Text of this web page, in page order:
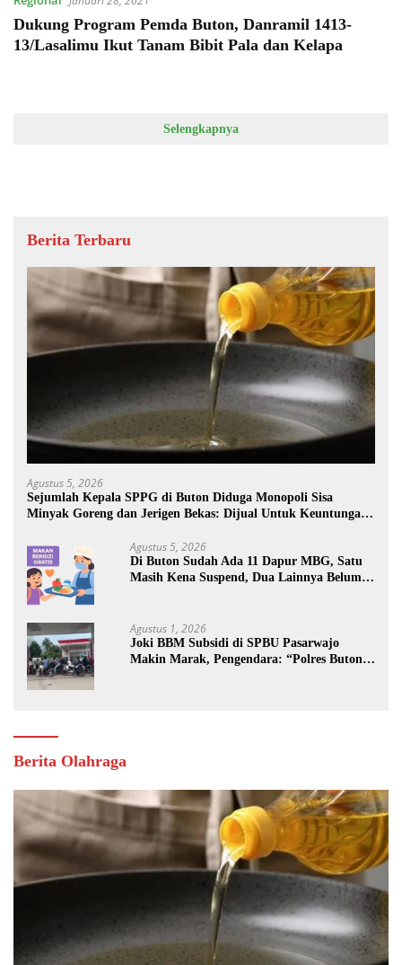
Dukung Program Pemda Buton, Danramil 1413-
13/Lasalimu Ikut Tanam Bibit Pala dan Kelapa
Selengkapnya
Berita Terbaru
Agustus 5, 2026
Sejumlah Kepala SPPG di Buton Diduga Monopoli Sisa
Minyak Goreng dan Jerigen Bekas: Dijual Untuk Keuntungan
Agustus 5, 2026
Di Buton Sudah Ada 11 Dapur MBG, Satu
Masih Kena Suspend, Dua Lainnya Belum
Agustus 1, 2026
Joki BBM Subsidi di SPBU Pasarwajo
Makin Marak, Pengendara: “Polres Buton
Berita Olahraga